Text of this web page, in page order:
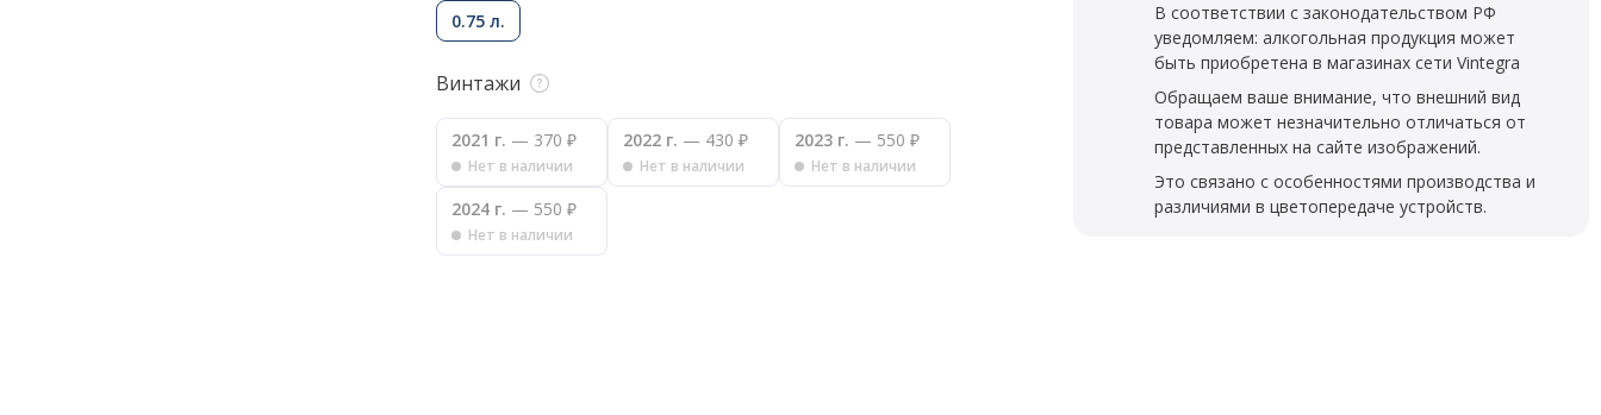
0.75 л.
Винтажи
2021 г. — 370 ₽
Нет в наличии
2022 г. — 430 ₽
Нет в наличии
2023 г. — 550 ₽
Нет в наличии
2024 г. — 550 ₽
Нет в наличии
В соответствии с законодательством РФ
уведомляем: алкогольная продукция может
быть приобретена в магазинах сети Vintegra
Обращаем ваше внимание, что внешний вид
товара может незначительно отличаться от
представленных на сайте изображений.
Это связано с особенностями производства и
различиями в цветопередаче устройств.